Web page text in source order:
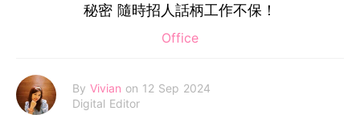
秘密 隨時招人話柄工作不保！
Office
By Vivian on 12 Sep 2024
Digital Editor